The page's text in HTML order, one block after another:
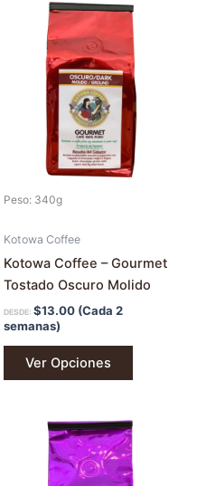
Peso: 340g
Kotowa Coffee
Kotowa Coffee – Gourmet
Tostado Oscuro Molido
DESDE: $13.00 (Cada 2
semanas)
Ver Opciones
Este
producto
tiene
múltiples
variantes.
Las
opciones
se
página
de
Este
tiene